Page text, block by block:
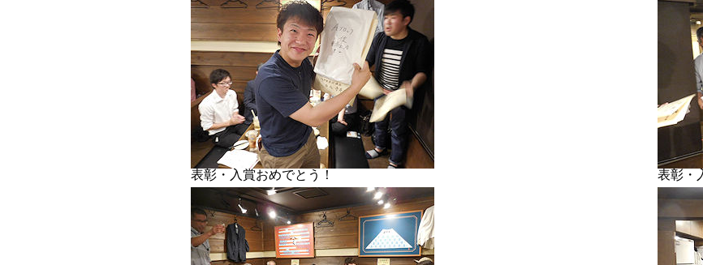
表彰・入賞おめでとう！ 表彰・